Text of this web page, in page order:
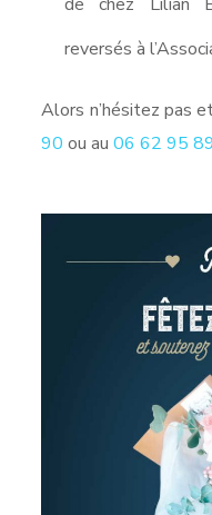
reversés à
Alors n’hésitez pas
90ou au06 62 95